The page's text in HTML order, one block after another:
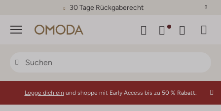
30 Tage Rückgaberecht
Menü
Logge dich ein und shoppe mit Early Access bis zu 50 % Rabatt.